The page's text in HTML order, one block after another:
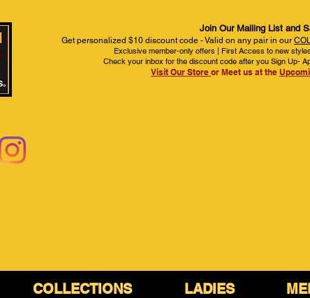
Join Our Mailing List and
Get personalized $10 discount code - Valid on any pair in our
Exclusive member-only offers | First Access to new
Check your inbox for the discount code after you Sign Up-
Visit Our Store or Meet us at the
COLLECTIONS LADIES